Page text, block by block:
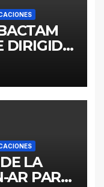
DIRIGIDO
LA
AR PARA